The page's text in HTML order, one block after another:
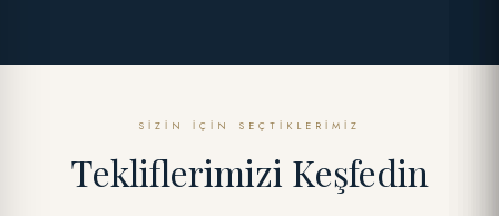
SIZIN İÇIN SEÇTIKLERIMIZ
Tekliflerimizi Keşfedin